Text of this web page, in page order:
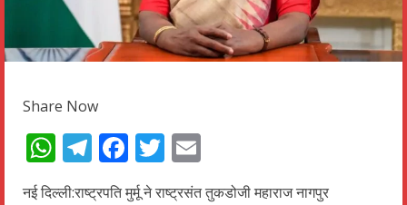
Share Now
WhatsApp
Telegram
Facebook
Twitter
नई दिल्ली:राष्ट्रपति मुर्मू ने राष्ट्रसंत तुकडोजी महाराज नागपुर